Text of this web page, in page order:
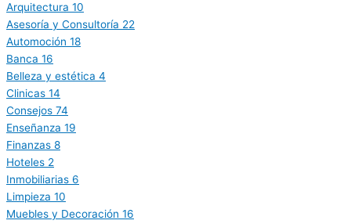
Arquitectura 10
Asesoría y Consultoría 22
Automoción 18
Banca 16
Belleza y estética 4
Clinicas 14
Consejos 74
Enseñanza 19
Finanzas 8
Hoteles 2
Inmobiliarias 6
Limpieza 10
Muebles y Decoración 16